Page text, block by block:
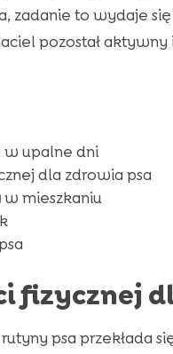
zadanie to wydaje
pozostał
w upalne dni
dla zdrowia psa
w mieszkaniu
fizycznej
psa przekłada